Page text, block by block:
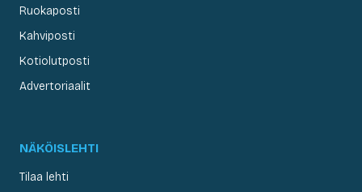
Ruokaposti
Kahviposti
Kotiolutposti
Advertoriaalit
NÄKÖISLEHTI
Tilaa lehti